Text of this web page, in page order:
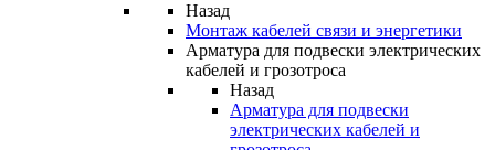
Назад
Монтаж кабелей связи и энергетики
Арматура для подвески электрических
кабелей и грозотроса
Назад
Арматура для подвески
электрических кабелей и